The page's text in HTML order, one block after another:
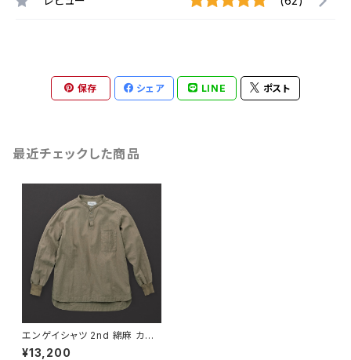
保存 シェア LINE ポスト
最近チェックした商品
エンゲイシャツ 2nd 綿麻 カー
キ
¥13,200